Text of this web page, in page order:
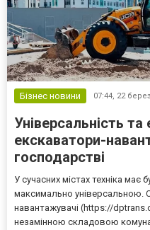
Бізнес новини 07:44, 22
Універсальність та
екскаватори-
господарстві
У сучасних містах техніка
максимально універсальною.
навантажувачі (https://
незамінною складовою